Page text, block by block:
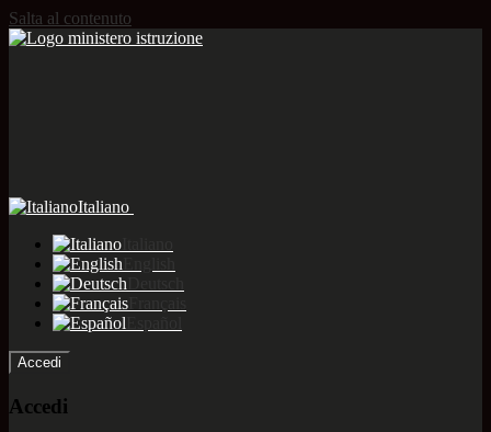
Salta al contenuto
Italiano
Accedi
Accedi